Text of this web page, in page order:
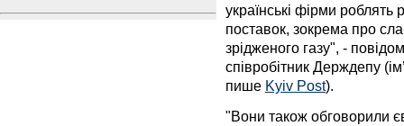
українські фірми
поставок, зокрема про
зрідженого газу", -
співробітник Держдепу
пише Kyiv Post).
"Вони також обговорили